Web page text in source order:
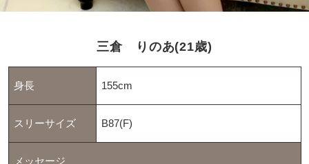
三倉 りのあ(21歳)
身長 155cm
スリーサイズ B87(F)
メッセージ